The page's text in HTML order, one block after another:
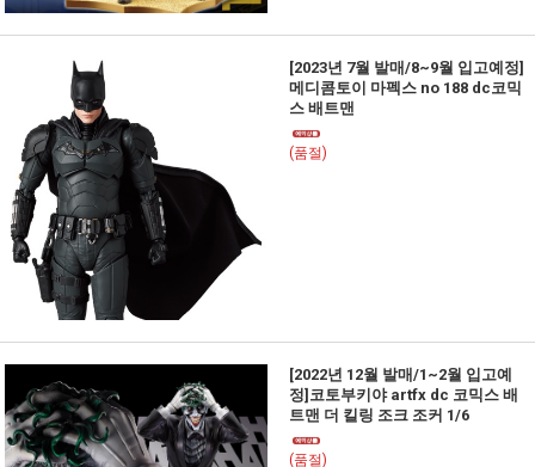
[2023년 7월 발매/8~9월 입고예정]
메디콤토이 마펙스 no 188 dc코믹
스 배트맨
(품절)
[2022년 12월 발매/1~2월 입고예
정]코토부키야 artfx dc 코믹스 배
트맨 더 킬링 조크 조커 1/6
(품절)